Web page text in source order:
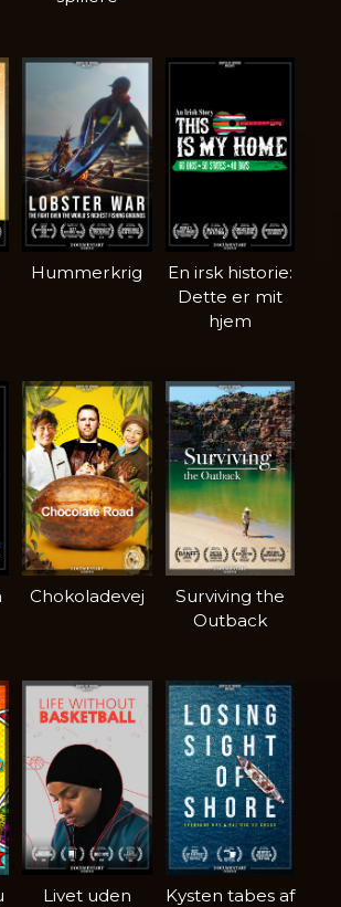
Hummerkrig
En irsk historie:
Dette er mit
hjem
Chokoladevej
Surviving the
Outback
Livet uden
Kysten tabes af